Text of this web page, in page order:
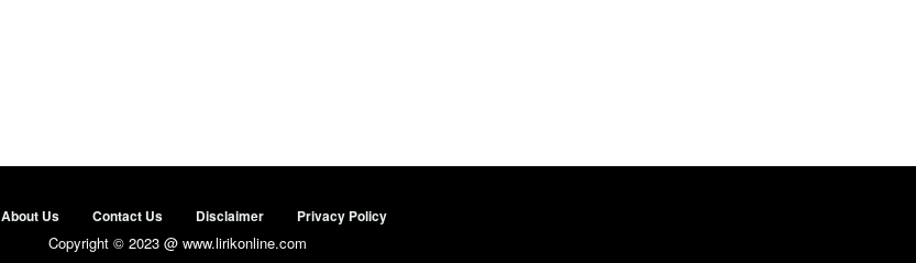
About Us Contact Us Disclaimer Privacy Policy
Copyright © 2023 @ www.lirikonline.com